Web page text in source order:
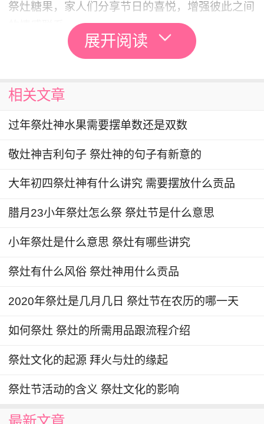
祭灶糖果，家人们分享节日的喜悦，增强彼此之间
的情感联系。
祭灶节的意义不仅在于祭祀和庆祝，更在于它对家
在一起，共享美食，畅谈家常，这种温馨的场景让
论生活多么忙碌，亲情始终是我们心灵的港湾。
在现代社会，祭灶节依然保持着其独特的魅力。尽
管随着时代的发展，庆祝方式可能发生变化，但其
一个传统节日，更是一个文化符号，承载着丰富的
历史和文化内涵。通过祭灶节，人们能够感受到传
活的美好。
祭灶节的存在提醒我们，传统文化不仅是过去的遗
产，更是我们未来的根基和灵魂。传承和保护祭灶
诺。通过对祭灶节的纪念和实践，我们能够在现代
生活中找到历史的印记和文化的延续。祭灶节作为
而美好的记忆，成为文化传承的重要载体。
展开阅读
相关文章
过年祭灶神水果需要摆单数还是双数
敬灶神吉利句子 祭灶神的句子有新意的
大年初四祭灶神有什么讲究 需要摆放什么贡品
腊月23小年祭灶怎么祭 祭灶节是什么意思
小年祭灶是什么意思 祭灶有哪些讲究
祭灶有什么风俗 祭灶神用什么贡品
2020年祭灶是几月几日 祭灶节在农历的哪一天
如何祭灶 祭灶的所需用品跟流程介绍
祭灶文化的起源 拜火与灶的缘起
祭灶节活动的含义 祭灶文化的影响